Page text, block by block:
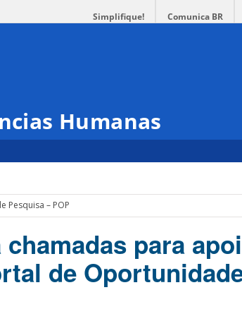
Simplifique! Comunica BR
Humanas
Pesquisa – POP
para
de